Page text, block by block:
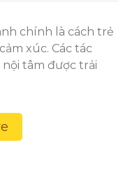
chính là cách trẻ
xúc. Các tác
tâm được trải